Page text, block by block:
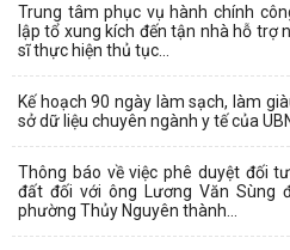
Trung tâm phục vụ hành chính
lập tổ xung kích đến tận nhà hỗ trợ
sĩ thực hiện thủ tục...
Kế hoạch 90 ngày làm sạch, làm
sở dữ liệu chuyên ngành y tế của
Thông báo về việc phê duyệt đối
đất đối với ông Lương Văn Sùng
phường Thủy Nguyên thành...